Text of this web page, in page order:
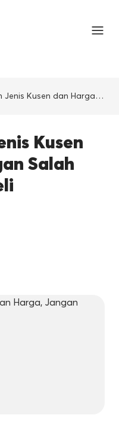
Jenis Kusen dan Harga,
Kusen
Salah